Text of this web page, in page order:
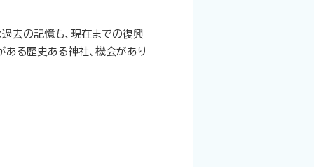
去の記憶も、現在までの復興
ある歴史ある神社、機会があり